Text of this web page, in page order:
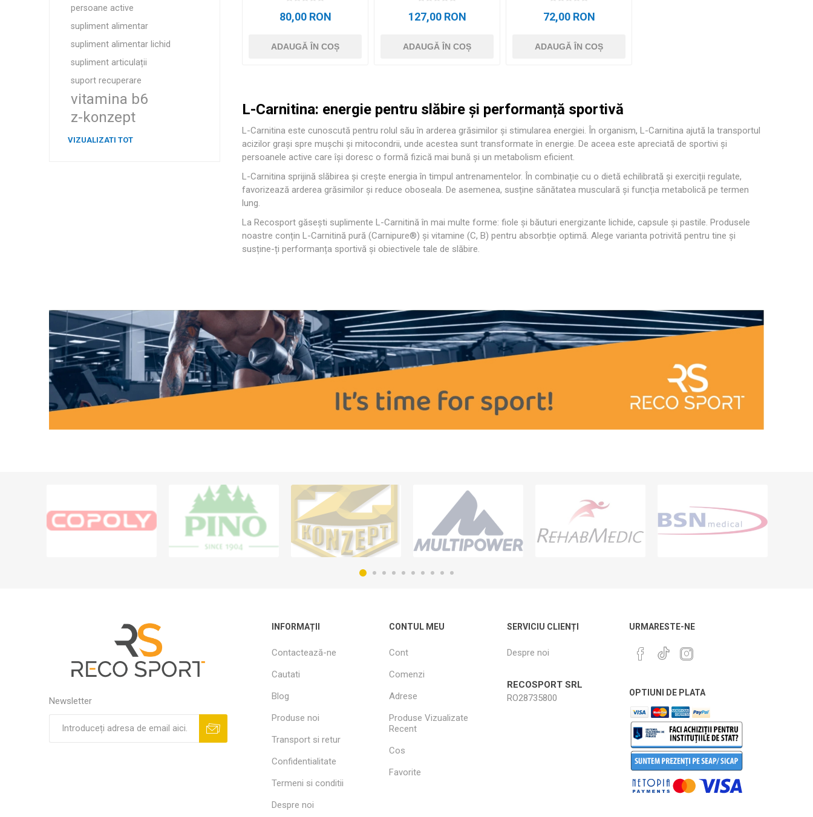
L-Carnitina: energie pentru slăbire și performanță sportivă
L-Carnitina este cunoscută pentru rolul său în arderea grăsimilor și stimularea energiei. În organism, L-Carnitina ajută la transportul
acizilor grași spre mușchi și mitocondrii, unde acestea sunt transformate în energie. De aceea este apreciată de sportivi și
persoanele active care își doresc o formă fizică mai bună și un metabolism eficient.
L-Carnitina sprijină slăbirea și crește energia în timpul antrenamentelor. În combinație cu o dietă echilibrată și exerciții regulate,
favorizează arderea grăsimilor și reduce oboseala. De asemenea, susține sănătatea musculară și funcția metabolică pe termen
lung.
La Recosport găsești suplimente L-Carnitină în mai multe forme: fiole și băuturi energizante lichide, capsule și pastile. Produsele
noastre conțin L-Carnitină pură (Carnipure®) și vitamine (C, B) pentru absorbție optimă. Alege varianta potrivită pentru tine și
susține-ți performanța sportivă și obiectivele tale de slăbire.
80,00 RON
ADAUGĂ ÎN COȘ
127,00 RON
ADAUGĂ ÎN COȘ
72,00 RON
ADAUGĂ ÎN COȘ
persoane active
supliment alimentar
supliment alimentar lichid
supliment articulații
suport recuperare
vitamina b6
z-konzept
VIZUALIZATI TOT
Newsletter
INFORMAȚII
Contactează-ne
Cautati
Blog
Produse noi
Transport si retur
Confidentialitate
Termeni si conditii
Despre noi
CONTUL MEU
Cont
Comenzi
Adrese
Produse Vizualizate
Recent
Cos
Favorite
SERVICIU CLIENȚI
Despre noi
RECOSPORT SRL
RO28735800
URMARESTE-NE
OPTIUNI DE PLATA